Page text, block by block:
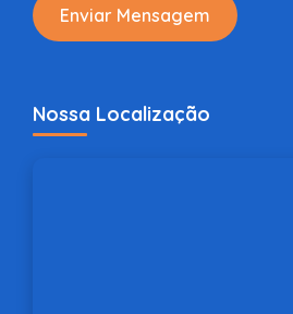
Enviar Mensagem
Nossa Localização